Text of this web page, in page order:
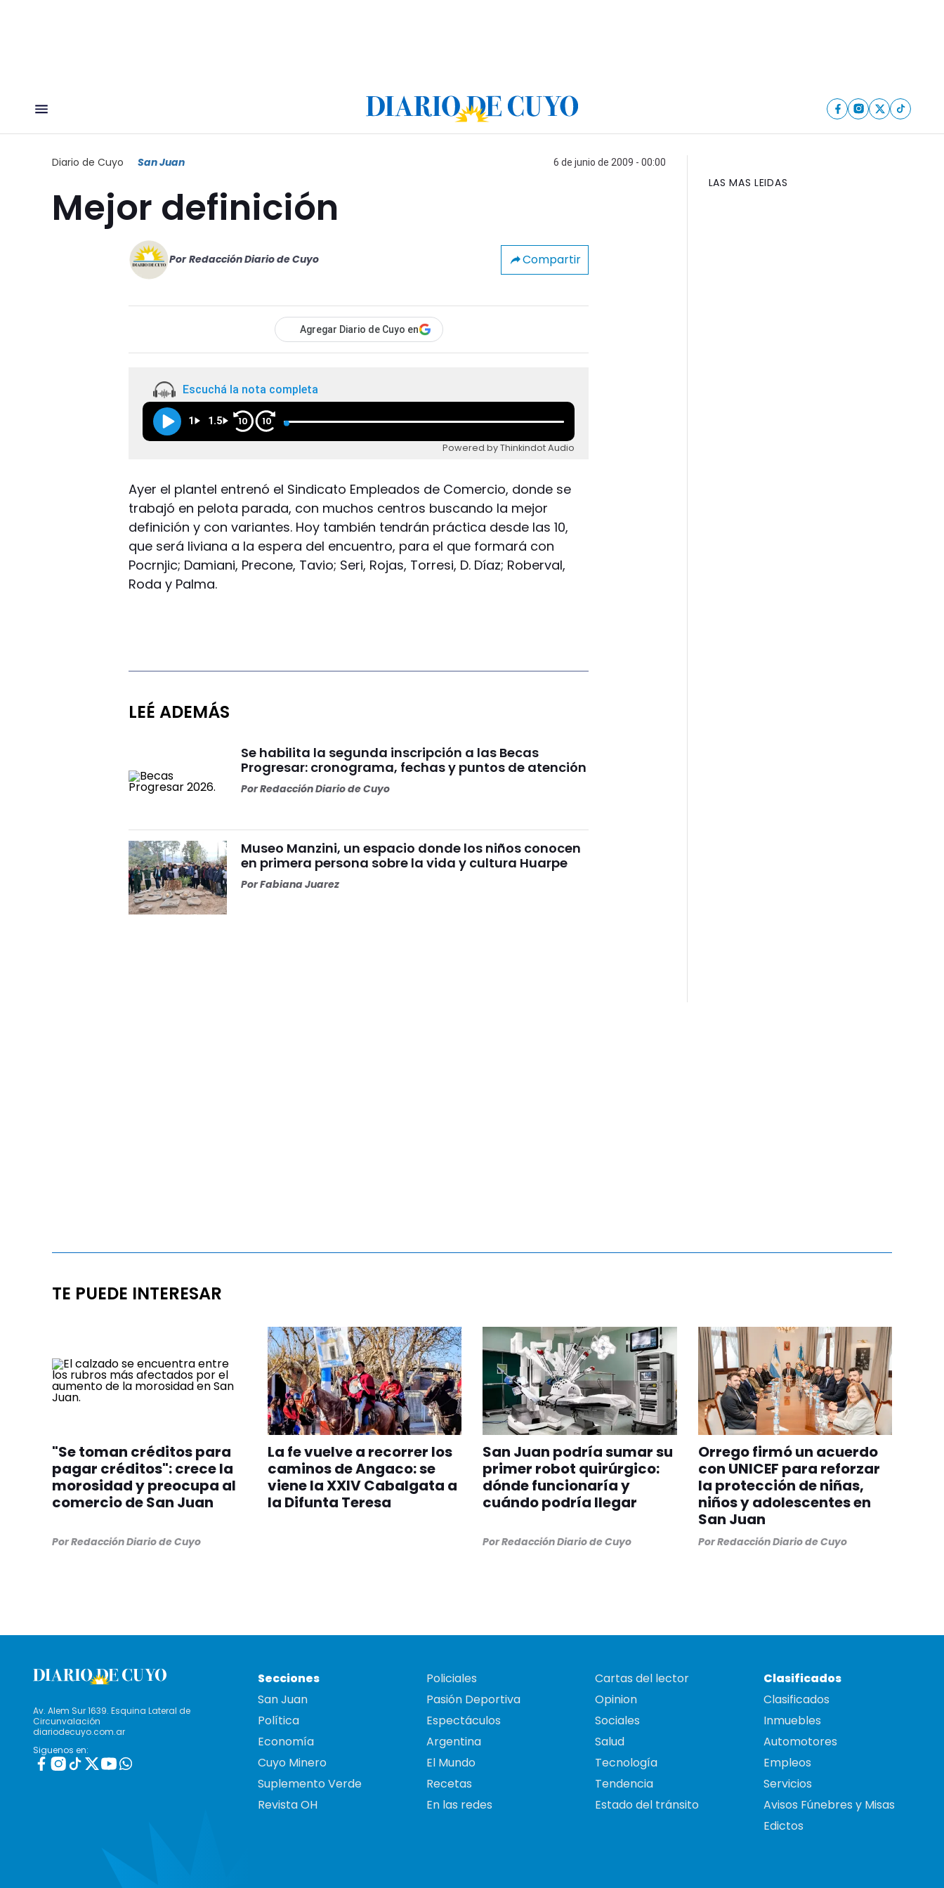
Diario de Cuyo San Juan 6 de junio de 2009 - 00:00
Mejor definición
Por Redacción Diario de Cuyo Compartir
Agregar Diario de Cuyo en
Escuchá la nota completa
1 1.5 10 10
Powered by Thinkindot Audio
Ayer el plantel entrenó el Sindicato Empleados de Comercio, donde se
trabajó en pelota parada, con muchos centros buscando la mejor
definición y con variantes. Hoy también tendrán práctica desde las 10,
que será liviana a la espera del encuentro, para el que formará con
Pocrnjic; Damiani, Precone, Tavio; Seri, Rojas, Torresi, D. Díaz; Roberval,
Roda y Palma.
LEÉ ADEMÁS
Se habilita la segunda inscripción a las Becas
Progresar: cronograma, fechas y puntos de atención
PorRedacción Diario de Cuyo
Museo Manzini, un espacio donde los niños conocen
en primera persona sobre la vida y cultura Huarpe
PorFabiana Juarez
LAS MAS LEIDAS
TE PUEDE INTERESAR
"Se toman créditos para
pagar créditos": crece la
morosidad y preocupa al
comercio de San Juan
PorRedacción Diario de Cuyo
La fe vuelve a recorrer los
caminos de Angaco: se
viene la XXIV Cabalgata a
la Difunta Teresa
San Juan podría sumar su
primer robot quirúrgico:
dónde funcionaría y
cuándo podría llegar
PorRedacción Diario de Cuyo
Orrego firmó un acuerdo
con UNICEF para reforzar
la protección de niñas,
niños y adolescentes en
San Juan
PorRedacción Diario de Cuyo
Av. Alem Sur 1639. Esquina Lateral de
Circunvalación
diariodecuyo.com.ar
Siguenos en:
Secciones
San Juan
Política
Economía
Cuyo Minero
Suplemento Verde
Revista OH
Policiales
Pasión Deportiva
Espectáculos
Argentina
El Mundo
Recetas
En las redes
Cartas del lector
Opinion
Sociales
Salud
Tecnología
Tendencia
Estado del tránsito
Clasificados
Clasificados
Inmuebles
Automotores
Empleos
Servicios
Avisos Fúnebres y Misas
Edictos